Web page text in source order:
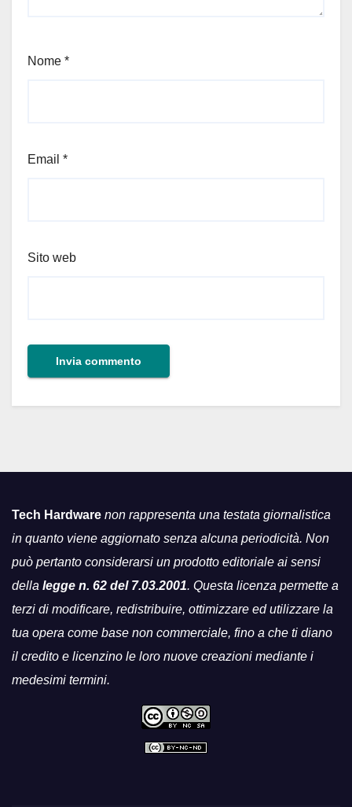
Nome *
Email *
Sito web
Tech Hardware non rappresenta una testata giornalistica
in quanto viene aggiornato senza alcuna periodicità. Non
può pertanto considerarsi un prodotto editoriale ai sensi
della legge n. 62 del 7.03.2001. Questa licenza permette a
terzi di modificare, redistribuire, ottimizzare ed utilizzare la
tua opera come base non commerciale, fino a che ti diano
il credito e licenzino le loro nuove creazioni mediante i
medesimi termini.